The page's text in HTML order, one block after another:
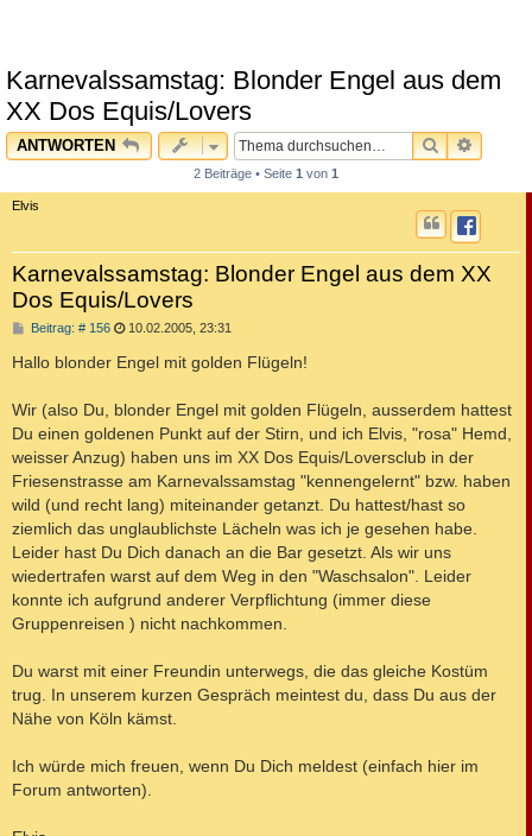
Karnevalssamstag: Blonder Engel aus dem
XX Dos Equis/Lovers
ANTWORTEN SUCHE
2 Beiträge • Seite 1 von 1
Elvis
Karnevalssamstag: Blonder Engel aus dem XX
Dos Equis/Lovers
Beitrag: # 156B
i
t
a
g
10.02.2005, 23:31
Hallo blonder Engel mit golden Flügeln!
Wir (also Du, blonder Engel mit golden Flügeln, ausserdem hattest
Du einen goldenen Punkt auf der Stirn, und ich Elvis, "rosa" Hemd,
weisser Anzug) haben uns im XX Dos Equis/Loversclub in der
Friesenstrasse am Karnevalssamstag "kennengelernt" bzw. haben
wild (und recht lang) miteinander getanzt. Du hattest/hast so
ziemlich das unglaublichste Lächeln was ich je gesehen habe.
Leider hast Du Dich danach an die Bar gesetzt. Als wir uns
wiedertrafen warst auf dem Weg in den "Waschsalon". Leider
konnte ich aufgrund anderer Verpflichtung (immer diese
Gruppenreisen ) nicht nachkommen.
Du warst mit einer Freundin unterwegs, die das gleiche Kostüm
trug. In unserem kurzen Gespräch meintest du, dass Du aus der
Nähe von Köln kämst.
Ich würde mich freuen, wenn Du Dich meldest (einfach hier im
Forum antworten).